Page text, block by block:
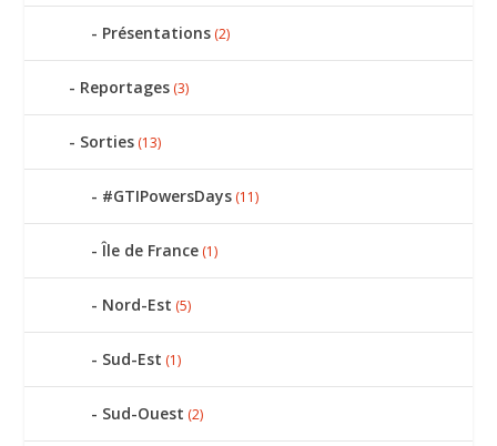
Présentations (2)
Reportages (3)
Sorties (13)
#GTIPowersDays (11)
Île de France (1)
Nord-Est (5)
Sud-Est (1)
Sud-Ouest (2)